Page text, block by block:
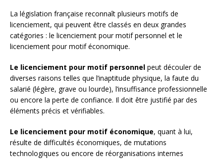
La législation française reconnaît plusieurs motifs de
licenciement, qui peuvent être classés en deux grandes
catégories : le licenciement pour motif personnel et le
licenciement pour motif économique.
Le licenciement pour motif personnel peut découler de
diverses raisons telles que l’inaptitude physique, la faute du
salarié (légère, grave ou lourde), l’insuffisance professionnelle
ou encore la perte de confiance. Il doit être justifié par des
éléments précis et vérifiables.
Le licenciement pour motif économique, quant à lui,
résulte de difficultés économiques, de mutations
technologiques ou encore de réorganisations internes